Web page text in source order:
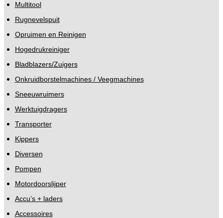
Multitool
Rugnevelspuit
Opruimen en Reinigen
Hogedrukreiniger
Bladblazers/Zuigers
Onkruidborstelmachines / Veegmachines
Sneeuwruimers
Werktuigdragers
Transporter
Kippers
Diversen
Pompen
Motordoorslijper
Accu’s + laders
Accessoires